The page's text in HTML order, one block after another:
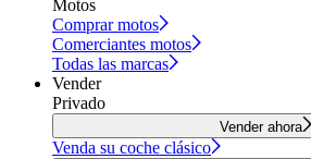
Motos
Comprar motos
Comerciantes motos
Todas las marcas
Vender
Privado
Vender ahora
Venda su coche clásico